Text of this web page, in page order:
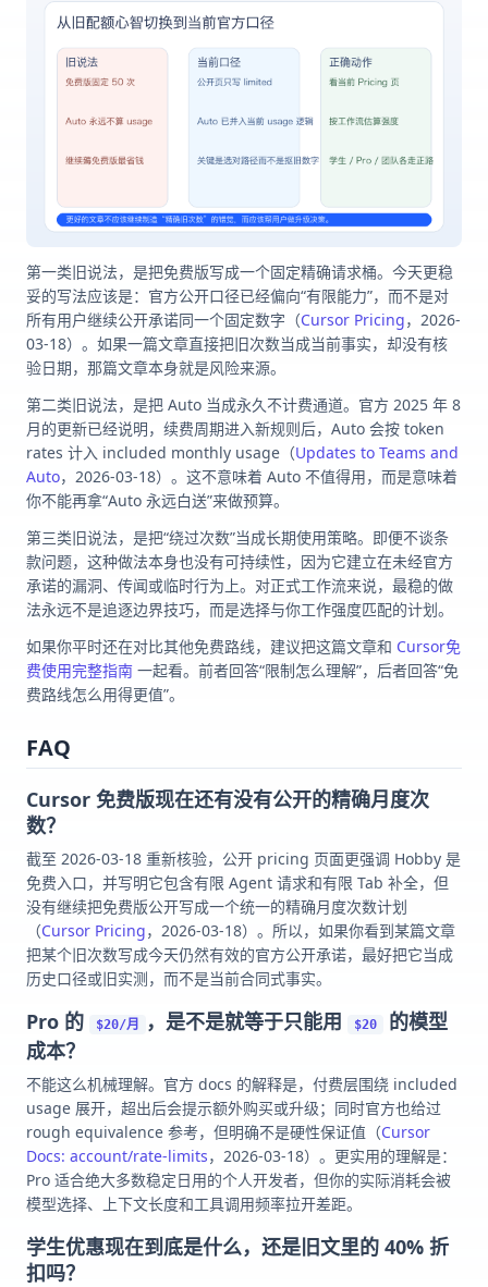
第一类旧说法，是把免费版写成一个固定精确请求桶。今天更稳
妥的写法应该是：官方公开口径已经偏向“有限能力”，而不是对
所有用户继续公开承诺同一个固定数字（Cursor Pricing，2026-
03-18）。如果一篇文章直接把旧次数当成当前事实，却没有核
验日期，那篇文章本身就是风险来源。
第二类旧说法，是把 Auto 当成永久不计费通道。官方 2025 年 8
月的更新已经说明，续费周期进入新规则后，Auto 会按 token
rates 计入 included monthly usage（Updates to Teams and
Auto，2026-03-18）。这不意味着 Auto 不值得用，而是意味着
你不能再拿“Auto 永远白送”来做预算。
第三类旧说法，是把“绕过次数”当成长期使用策略。即便不谈条
款问题，这种做法本身也没有可持续性，因为它建立在未经官方
承诺的漏洞、传闻或临时行为上。对正式工作流来说，最稳的做
法永远不是追逐边界技巧，而是选择与你工作强度匹配的计划。
如果你平时还在对比其他免费路线，建议把这篇文章和 Cursor免
费使用完整指南 一起看。前者回答“限制怎么理解”，后者回答“免
费路线怎么用得更值”。
FAQ
Cursor 免费版现在还有没有公开的精确月度次
数？
截至 2026-03-18 重新核验，公开 pricing 页面更强调 Hobby 是
免费入口，并写明它包含有限 Agent 请求和有限 Tab 补全，但
没有继续把免费版公开写成一个统一的精确月度次数计划
（Cursor Pricing，2026-03-18）。所以，如果你看到某篇文章
把某个旧次数写成今天仍然有效的官方公开承诺，最好把它当成
历史口径或旧实测，而不是当前合同式事实。
Pro 的 $20/月 ，是不是就等于只能用 $20
的模型
成本？
不能这么机械理解。官方 docs 的解释是，付费层围绕 included
usage 展开，超出后会提示额外购买或升级；同时官方也给过
rough equivalence 参考，但明确不是硬性保证值（Cursor
Docs: account/rate-limits，2026-03-18）。更实用的理解是：
Pro 适合绝大多数稳定日用的个人开发者，但你的实际消耗会被
模型选择、上下文长度和工具调用频率拉开差距。
学生优惠现在到底是什么，还是旧文里的 40% 折
扣吗？